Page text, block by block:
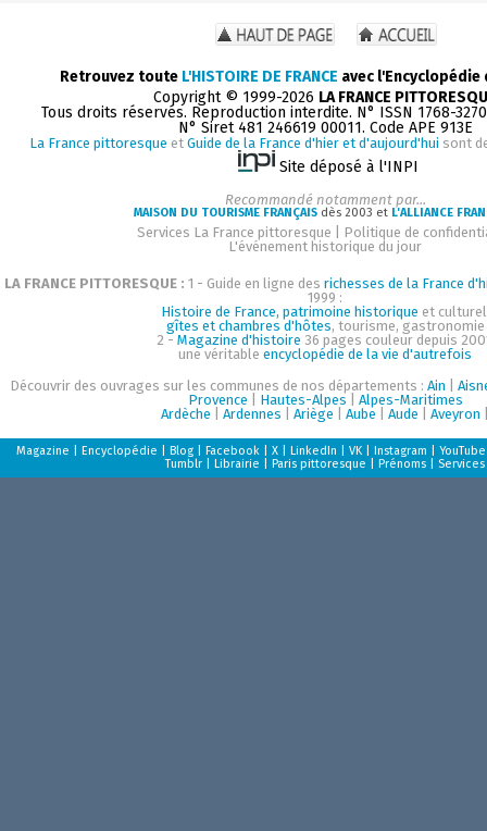
Retrouvez toute L'HISTOIRE DE FRANCE avec
Copyright © 1999-2026 LA FRANCE
Tous droits réservés. Reproduction interdite. N° ISSN 1768-
N° Siret 481 246619 00011. Code APE 913E
La France pittoresque et Guide de la France d'hier et d'aujourd'hui sont
Site déposé à l'INPI
Recommandé notamment par...
MAISON DU TOURISME FRANÇAIS dès 2003 et L'ALLIANCE
Services La France pittoresque
Politique de
L'événement historique du jour
LA FRANCE PITTORESQUE : 1 - Guide en ligne des richesses de la France
1999 :
Histoire de France, patrimoine historique et
gîtes et chambres d'hôtes, tourisme, gastronomie
2 - Magazine d'histoire 36 pages couleur depuis
une véritableencyclopédie de la vie d'autrefois
Découvrir des ouvrages sur les communes de nos départements :Ain |
Provence
Hautes-Alpes
Alpes-Maritimes
Ardèche |Ardennes |Ariège |Aube |Aude |Aveyron
Magazine |Encyclopédie |Blog |Facebook |X |LinkedIn |VK |Instagram |YouTube
Tumblr |Librairie |Paris pittoresque |Prénoms Services